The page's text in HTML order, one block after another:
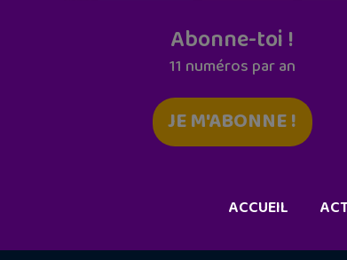
Abonne-toi !
11 numéros par an
JE M'ABONNE !
ACCUEIL